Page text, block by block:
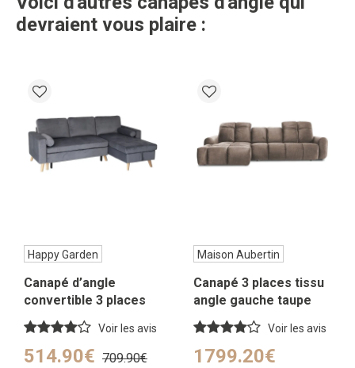
devraient vous plaire :
Happy Garden
Canapé d’angle
convertible 3 places
en velours gris
Voir les avis
514.90€ 709.90€
Maison Aubertin
Canapé 3 places tissu
angle gauche taupe
Voir les avis
1799.20€